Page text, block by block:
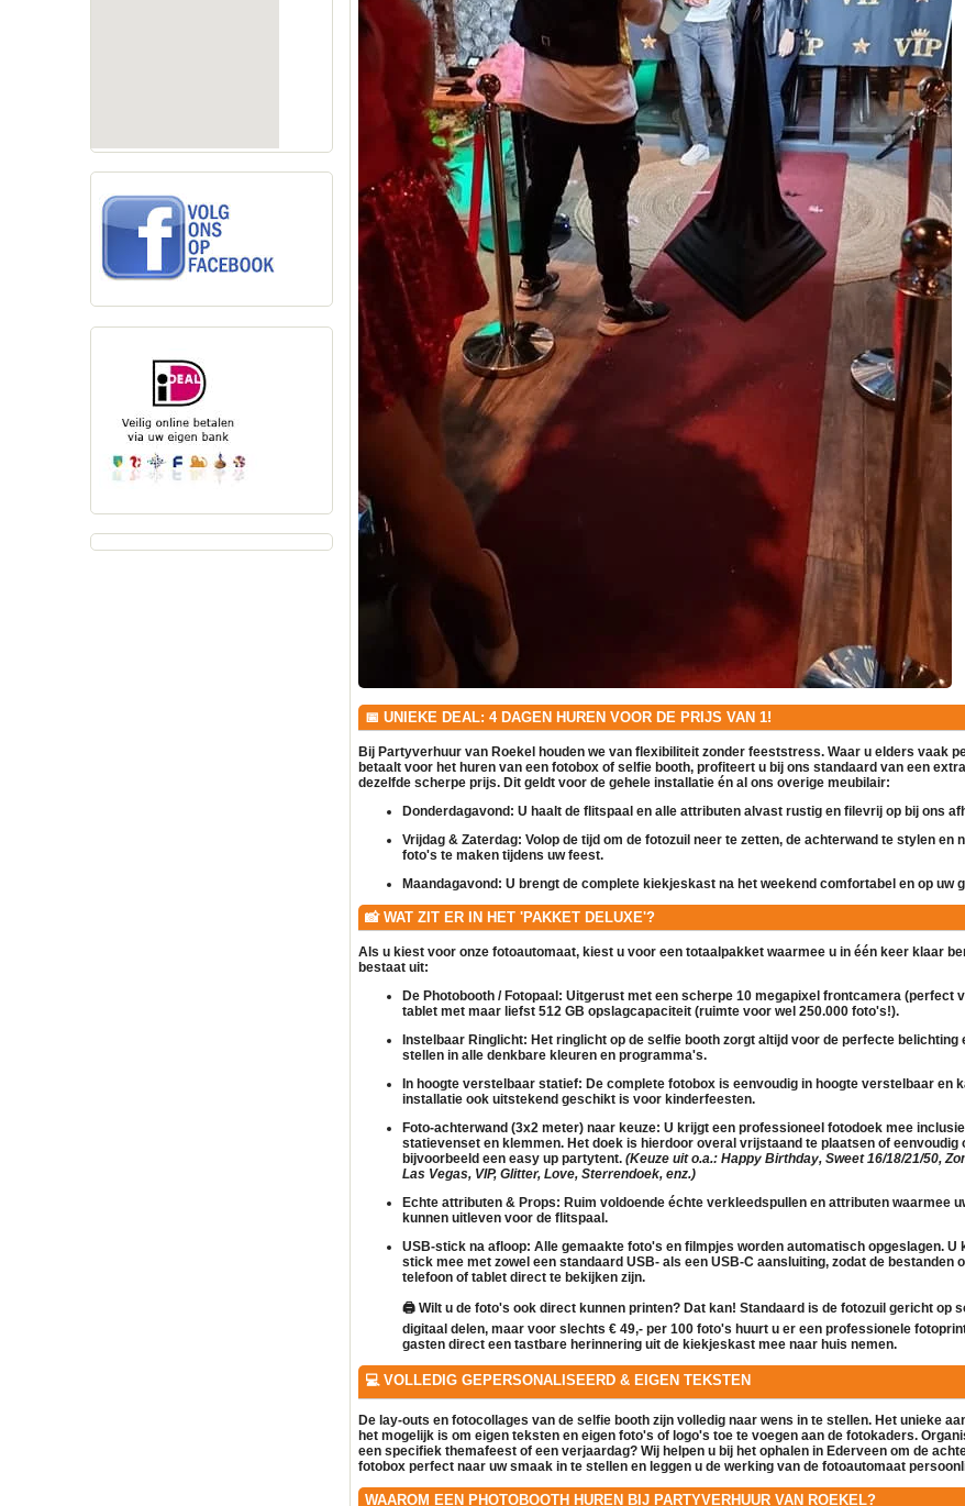
📅 UNIEKE DEAL: 4 DAGEN HUREN VOOR DE PRIJS VAN 1!
Bij Partyverhuur van Roekel houden we van flexibiliteit zonder feeststress. Waar u elders vaak
betaalt voor het huren van een fotobox of selfie booth, profiteert u bij ons standaard van een
dezelfde scherpe prijs. Dit geldt voor de gehele installatie én al ons overige meubilair:
Donderdagavond: U haalt de flitspaal en alle attributen alvast rustig en filevrij op bij ons
Vrijdag & Zaterdag: Volop de tijd om de fotozuil neer te zetten, de achterwand te stylen en
foto's te maken tijdens uw feest.
Maandagavond: U brengt de complete kiekjeskast na het weekend comfortabel en op uw
📸 WAT ZIT ER IN HET 'PAKKET DELUXE'?
Als u kiest voor onze fotoautomaat, kiest u voor een totaalpakket waarmee u in één keer klaar
bestaat uit:
De Photobooth / Fotopaal: Uitgerust met een scherpe 10 megapixel frontcamera (perfect
tablet met maar liefst 512 GB opslagcapaciteit (ruimte voor wel 250.000 foto's!).
Instelbaar Ringlicht: Het ringlicht op de selfie booth zorgt altijd voor de perfecte belichting
stellen in alle denkbare kleuren en programma's.
In hoogte verstelbaar statief: De complete fotobox is eenvoudig in hoogte verstelbaar en
installatie ook uitstekend geschikt is voor kinderfeesten.
Foto-achterwand (3x2 meter) naar keuze: U krijgt een professioneel fotodoek mee
statievenset en klemmen. Het doek is hierdoor overal vrijstaand te plaatsen of eenvoudig
bijvoorbeeld een easy up partytent. (Keuze uit o.a.: Happy Birthday, Sweet 16/18/21/50,
Las Vegas, VIP, Glitter, Love, Sterrendoek, enz.)
Echte attributen & Props: Ruim voldoende échte verkleedspullen en attributen waarmee
kunnen uitleven voor de flitspaal .
USB-stick na afloop: Alle gemaakte foto's en filmpjes worden automatisch opgeslagen. U
stick mee met zowel een standaard USB- als een USB-C aansluiting, zodat de bestanden
telefoon of tablet direct te bekijken zijn.
🖨️ Wilt u de foto's ook direct kunnen printen? Dat kan! Standaard is de fotozuil gericht op
digitaal delen, maar voor slechts € 49,- per 100 foto's huurt u er een professionele
gasten direct een tastbare herinnering uit de kiekjeskast mee naar huis nemen.
💻 VOLLEDIG GEPERSONALISEERD & EIGEN TEKSTEN
De lay-outs en fotocollages van de selfie booth zijn volledig naar wens in te stellen. Het unieke
het mogelijk is om eigen teksten en eigen foto's of logo's toe te voegen aan de fotokaders.
een specifiek themafeest of een verjaardag? Wij helpen u bij het ophalen in Ederveen om de
fotobox perfect naar uw smaak in te stellen en leggen u de werking van de fotoautomaat
WAAROM EEN PHOTOBOOTH HUREN BIJ PARTYVERHUUR VAN ROEKEL?